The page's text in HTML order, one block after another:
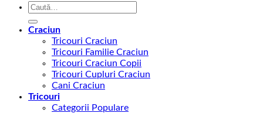
Caută
Craciun
Tricouri Craciun
Tricouri Familie Craciun
Tricouri Craciun Copii
Tricouri Cupluri Craciun
Cani Craciun
Tricouri
Categorii Populare